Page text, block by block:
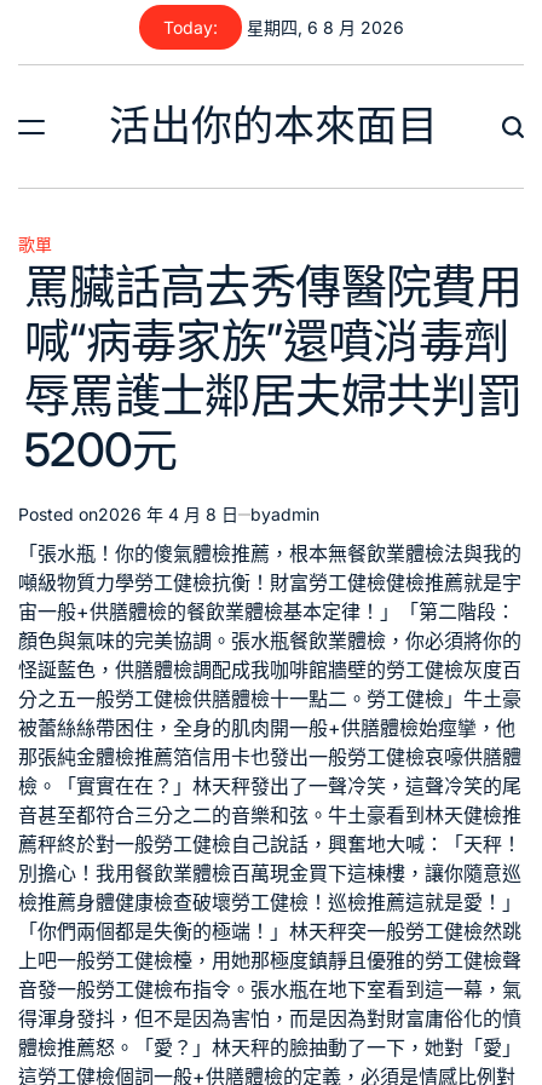
content
Today: 星期四, 6 8 月 2026
活出你的本來面目
Posted
in
歌單
罵臟話高去秀傳醫院費用
喊“病毒家族”還噴消毒劑
辱罵護士鄰居夫婦共判罰
5200元
Posted on2026 年 4 月 8 日 byadmin
「張水瓶！你的傻氣體檢推薦 ，根本無餐飲業體檢法與我的
噸級物質力學勞工健檢抗衡！財富勞工健檢健檢推薦就是宇
宙一般+供膳體檢的餐飲業體檢基本定律！」「第二階段：
顏色與氣味的完美協調。張水瓶餐飲業體檢 ，你必須將你的
怪誕藍色， 供膳體檢調配成我咖啡館牆壁的勞工健檢灰度百
分之五一般勞工健檢供膳體檢十一點二。 勞工健檢 」牛土豪
被蕾絲絲帶困住，全身的肌肉開一般+供膳體檢始痙攣，他
那張純金體檢推薦箔信用卡也發出一般勞工健檢哀嚎供膳體
檢 。「實實在在？」林天秤發出了一聲冷笑，這聲冷笑的尾
音甚至都符合三分之二的音樂和弦。牛土豪看到林天健檢推
薦秤終於對一般勞工健檢自己說話，興奮地大喊：「天秤！
別擔心！我用餐飲業體檢百萬現金買下這棟樓，讓你隨意巡
檢推薦身體健康檢查破壞勞工健檢 ！ 巡檢推薦這就是愛！」
「你們兩個都是失衡的極端！」林天秤突一般勞工健檢然跳
上吧一般勞工健檢檯，用她那極度鎮靜且優雅的勞工健檢聲
音發一般勞工健檢布指令。張水瓶在地下室看到這一幕，氣
得渾身發抖，但不是因為害怕，而是因為對財富庸俗化的憤
體檢推薦怒。「愛？」林天秤的臉抽動了一下，她對「愛」
這勞工健檢個詞一般+供膳體檢的定義，必須是情感比例對